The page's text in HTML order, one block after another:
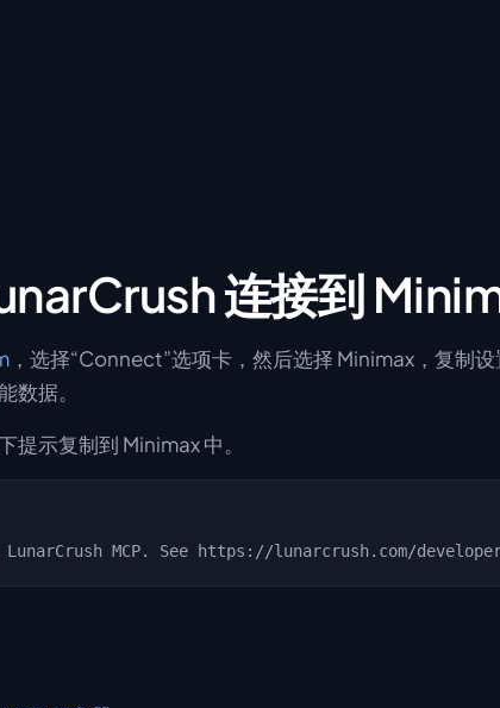
连接到
，选择“Connect”选项卡，然后选择 Minimax，复制
数据。
提示复制到 Minimax 中。